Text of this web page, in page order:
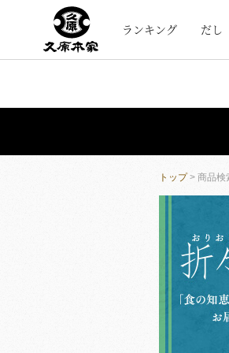
ランキング だし
トップ> 商品検